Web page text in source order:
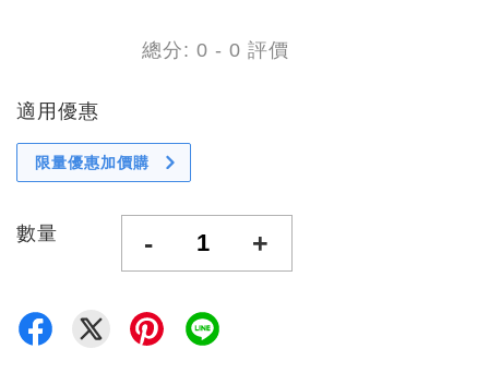
總分: 0 - 0 評價
適用優惠
限量優惠加價購
數量 - +